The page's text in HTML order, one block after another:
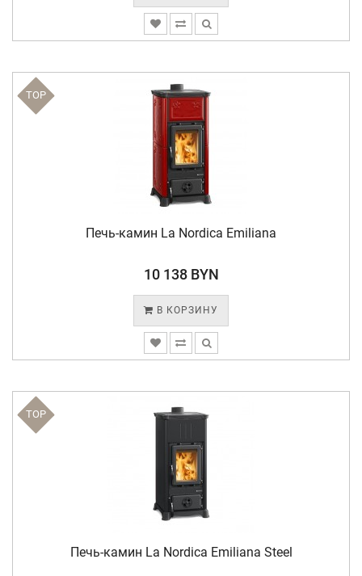
TOP
Печь-камин La Nordica Emiliana
10 138 BYN
В КОРЗИНУ
TOP
Печь-камин La Nordica Emiliana Steel